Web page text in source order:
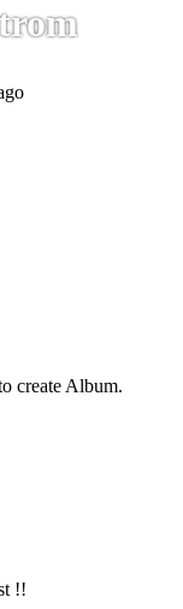
create Album.
!!